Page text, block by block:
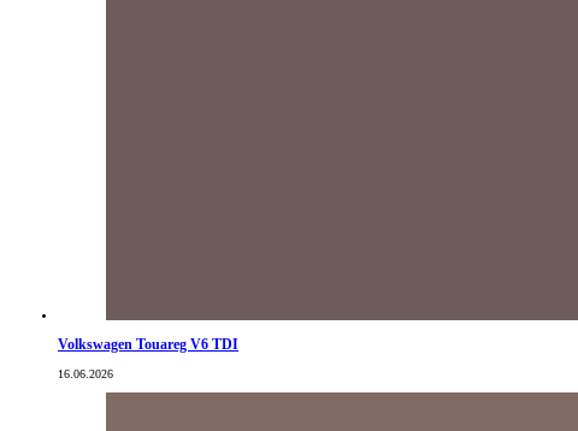
Volkswagen Touareg V6 TDI
16.06.2026